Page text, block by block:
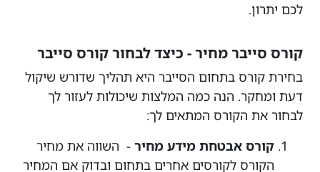
לכם יתרון.
קורס סייבר מחיר - כיצד לבחור קורס סייבר
בחירת קורס בתחום הסייבר היא תהליך שדורש שיקול
דעת ומחקר. הנה כמה המלצות שיכולות לעזור לך
לבחור את הקורס המתאים לך:
קורס אבטחת מידע מחיר - השווה את מחיר
הקורס לקורסים אחרים בתחום ובדוק אם המחיר